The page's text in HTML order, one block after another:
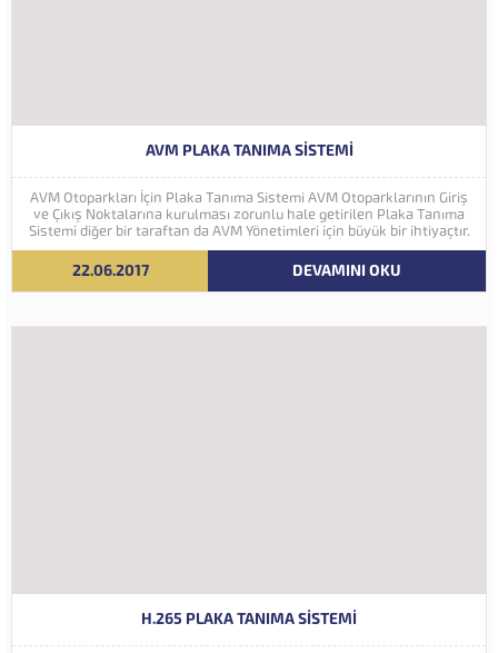
AVM PLAKA TANIMA SISTEMI
AVM Otoparkları İçin Plaka Tanıma Sistemi AVM Otoparklarının Giriş
ve Çıkış Noktalarına kurulması zorunlu hale getirilen Plaka Tanıma
Sistemi diğer bir taraftan da AVM Yönetimleri için büyük bir ihtiyaçtır.
AVM Yönetimleri Plaka Tanıma Sisteminden elde edecekleri verilerle
müşteri yoğunluk analizlerini çok ayrıntılı...
22.06.2017 DEVAMINI OKU
H.265 PLAKA TANIMA SISTEMI